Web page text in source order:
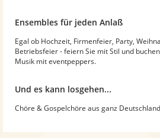
Ensembles für jeden Anlaß
Egal ob Hochzeit, Firmenfeier, Party,
Betriebsfeier - feiern Sie mit Stil und
Musik mit eventpeppers.
Und es kann losgehen...
Chöre & Gospelchöre aus ganz